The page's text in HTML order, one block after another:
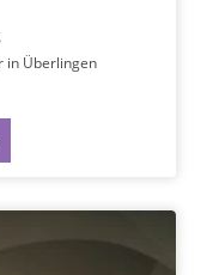
in Überlingen